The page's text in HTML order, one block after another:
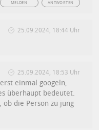
ANTWORTEN
MELDEN
25.09.2024, 18:44 Uhr
25.09.2024, 18:53 Uhr
einmal googeln,
überhaupt bedeutet.
ob die Person zu jung